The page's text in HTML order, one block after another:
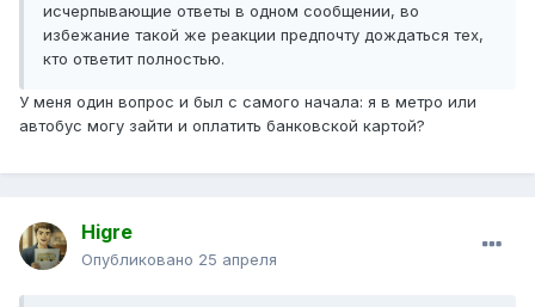
исчерпывающие ответы в одном сообщении, во
избежание такой же реакции предпочту дождаться тех,
кто ответит полностью.
У меня один вопрос и был с самого начала: я в метро или
автобус могу зайти и оплатить банковской картой?
Higre
Опубликовано 25 апреля